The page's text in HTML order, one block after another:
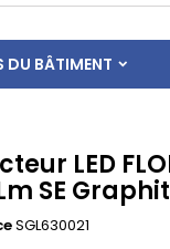
DU BÂTIMENT
LED
SE
SGL630021